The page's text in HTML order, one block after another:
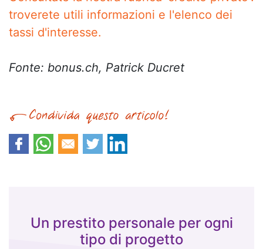
troverete utili informazioni e l'elenco dei
tassi d'interesse.
Fonte: bonus.ch, Patrick Ducret
Un prestito personale per ogni
tipo di progetto